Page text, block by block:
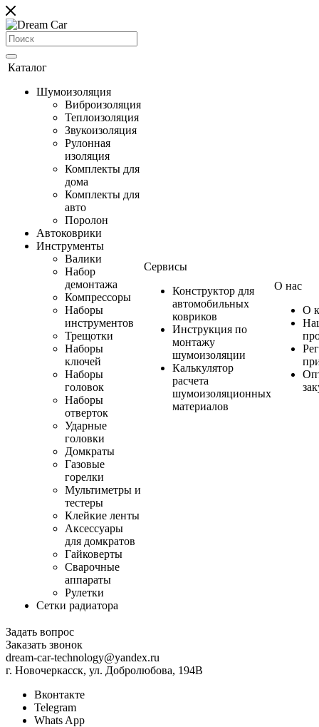
Каталог
Шумоизоляция
Виброизоляция
Теплоизоляция
Звукоизоляция
Рулонная
изоляция
Комплекты для
дома
Комплекты для
авто
Поролон
Автоковрики
Инструменты
Валики
Набор
демонтажа
Компрессоры
Наборы
инструментов
Трещотки
Наборы
ключей
Наборы
головок
Наборы
отверток
Ударные
головки
Домкраты
Газовые
горелки
Мультиметры и
тестеры
Клейкие ленты
Аксессуары
для домкратов
Гайковерты
Сварочные
аппараты
Рулетки
Сетки радиатора
Сервисы
Конструктор для
автомобильных
ковриков
Инструкция по
монтажу
шумоизоляции
Калькулятор
расчета
шумоизоляционных
материалов
О нас
О
Задать вопрос
Заказать звонок
dream-car-technology@yandex.ru
г. Новочеркасск, ул. Добролюбова, 194В
Вконтакте
Telegram
Whats App